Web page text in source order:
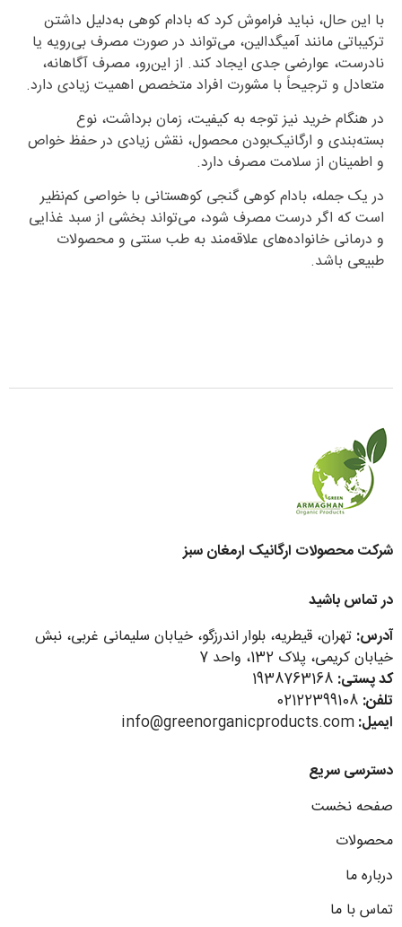
با این حال، نباید فراموش کرد که بادام کوهی به‌دلیل داشتن
ترکیباتی مانند آمیگدالین، می‌تواند در صورت مصرف بی‌رویه یا
نادرست، عوارضی جدی ایجاد کند. از این‌رو، مصرف آگاهانه،
متعادل و ترجیحاً با مشورت افراد متخصص اهمیت زیادی دارد.
در هنگام خرید نیز توجه به کیفیت، زمان برداشت، نوع
بسته‌بندی و ارگانیک‌بودن محصول، نقش زیادی در حفظ خواص
و اطمینان از سلامت مصرف دارد.
در یک جمله، بادام کوهی گنجی کوهستانی با خواصی کم‌نظیر
است که اگر درست مصرف شود، می‌تواند بخشی از سبد غذایی
و درمانی خانواده‌های علاقه‌مند به طب سنتی و محصولات
طبیعی باشد.
شرکت محصولات ارگانیک ارمغان سبز
در تماس باشید
آدرس: تهران، قیطریه، بلوار اندرزگو، خیابان سلیمانی غربی، نبش
خیابان کریمی، پلاک 132، واحد 7
کد پستی:
تلفن:
ایمیل:info@greenorganicproducts.com
دسترسی سریع
صفحه نخست
محصولات
درباره ما
تماس با ما